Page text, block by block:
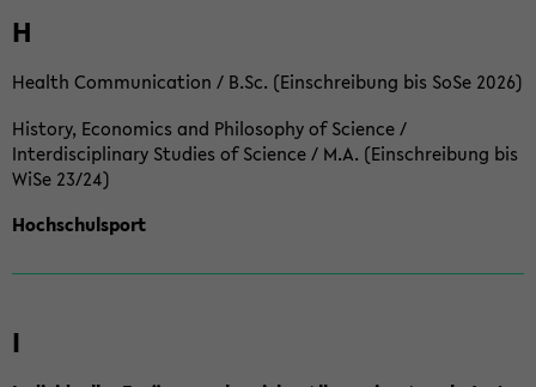
H
Health Communication / B.Sc. (Einschreibung bis SoSe 2026)
History, Economics and Philosophy of Science /
Interdisciplinary Studies of Science / M.A. (Einschreibung bis
WiSe 23/24)
Hochschulsport
I